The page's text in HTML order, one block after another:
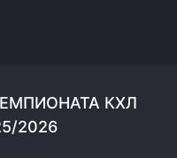
КХЛ
2026